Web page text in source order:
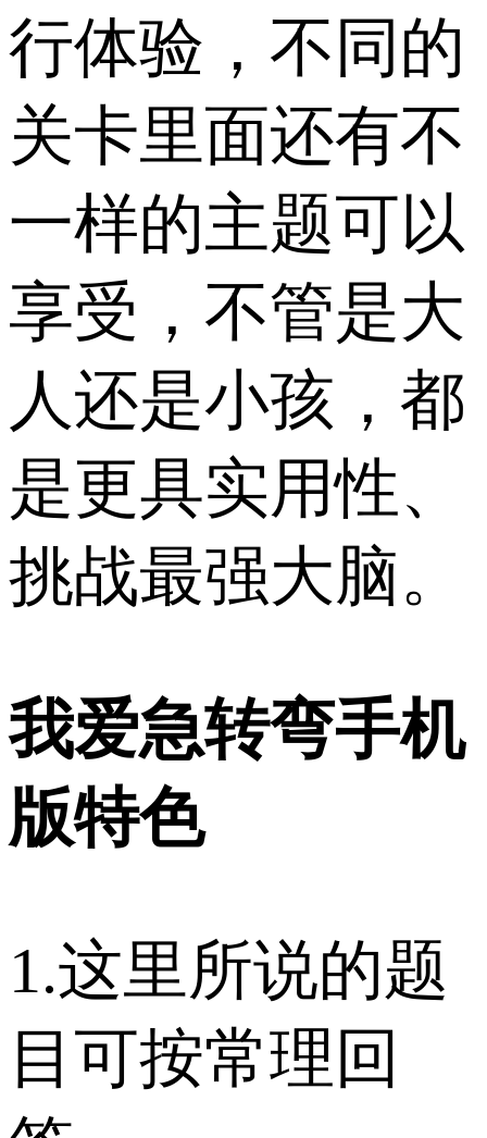
行体验，不同的
关卡里面还有不
一样的主题可以
享受，不管是大
人还是小孩，都
是更具实用性、
挑战最强大脑。
我爱急转弯手机
版特色
1.这里所说的题
目可按常理回